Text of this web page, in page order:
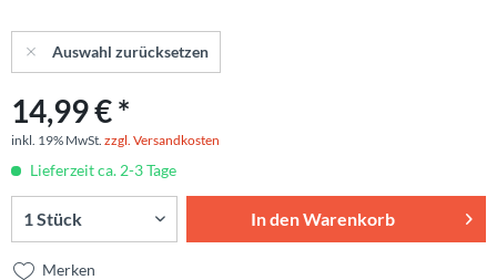
Auswahl zurücksetzen
14,99 € *
inkl. 19% MwSt. zzgl. Versandkosten
Lieferzeit ca. 2-3 Tage
In denWarenkorb
Merken